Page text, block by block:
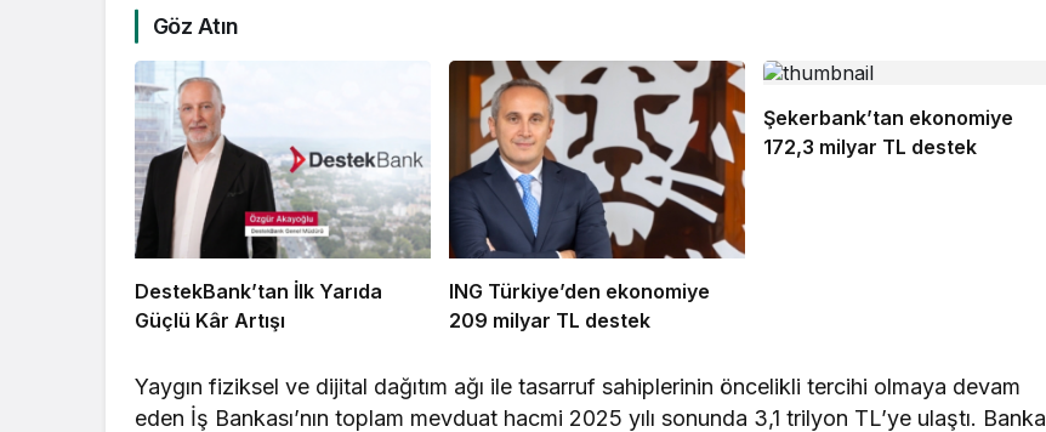
Göz Atın
DestekBank’tan İlk Yarıda
Güçlü Kâr Artışı
ING Türkiye’den ekonomiye
209 milyar TL destek
Şekerbank’tan ekonomiye
172,3 milyar TL destek
Yaygın fiziksel ve dijital dağıtım ağı ile tasarruf sahiplerinin öncelikli tercihi olmaya devam
eden İş Bankası’nın toplam mevduat hacmi 2025 yılı sonunda 3,1 trilyon TL’ye ulaştı. Banka